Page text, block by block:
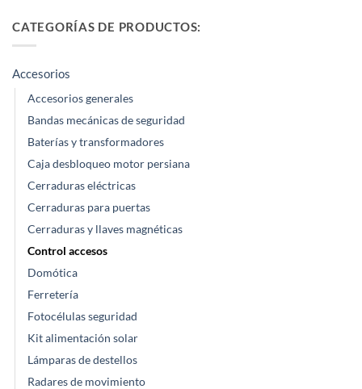
CATEGORÍAS DE PRODUCTOS:
Accesorios
Accesorios generales
Bandas mecánicas de seguridad
Baterías y transformadores
Caja desbloqueo motor persiana
Cerraduras eléctricas
Cerraduras para puertas
Cerraduras y llaves magnéticas
Control accesos
Domótica
Ferretería
Fotocélulas seguridad
Kit alimentación solar
Lámparas de destellos
Radares de movimiento